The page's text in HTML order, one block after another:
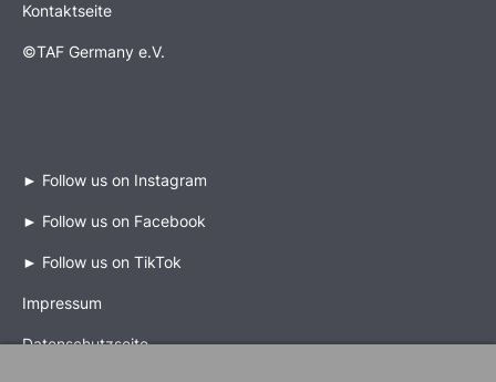
Kontaktseite
©TAF Germany e.V.
► Follow us on Instagram
► Follow us on Facebook
► Follow us on TikTok
Impressum
Datenschutzseite